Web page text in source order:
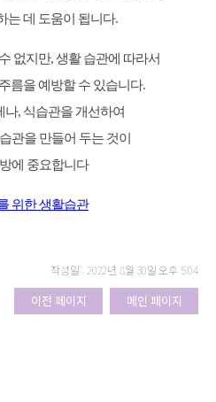
는 데 도움이 됩니다.
없지만, 생활 습관에 따라서
름을 예방할 수 있습니다.
나, 식습관을 개선하여
관을 만들어 두는 것이
에 중요합니다
위한 생활습관
작성일 : 2022년 8월 30일 오후 5:04
이전 페이지 메인 페이지